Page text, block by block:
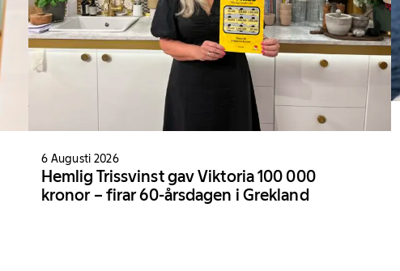
6 Augusti 2026
Hemlig Trissvinst gav Viktoria 100 000
kronor – firar 60-årsdagen i Grekland